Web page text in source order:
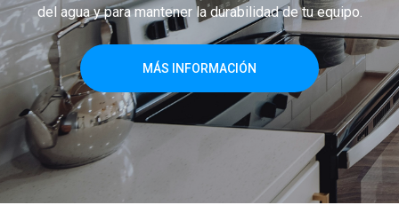
del agua y para mantener la durabilidad de tu equipo.
MÁS INFORMACIÓN